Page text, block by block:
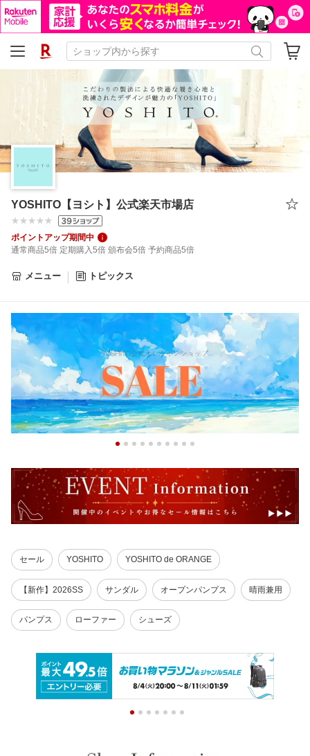
YOSHITO【ヨシト】公式楽天市場店
ポイントアップ期間中
通常商品5倍 定期購入5倍 頒布会5倍 予約商品5倍
メニュー トピックス
セール YOSHITO YOSHITO de ORANGE
【新作】2026SS サンダル オープンパンプス 晴雨兼用
パンプス ローファー シューズ